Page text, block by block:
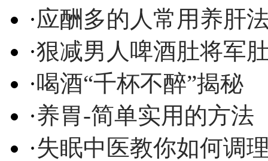
·应酬多的人常用养肝
·狠减男人啤酒肚将军
·喝酒“千杯不醉”揭秘
·养胃-简单实用的方法
·失眠中医教你如何调